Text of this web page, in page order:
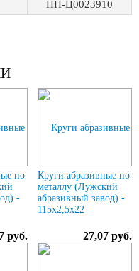
НН-Ц0023910
по
-
руб.
Круги абразивные по
металлу (Лужский
абразивный завод) -
115х2,5х22
27,07 руб.